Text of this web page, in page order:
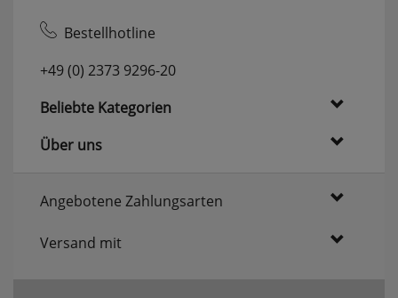
Bestellhotline
+49 (0) 2373 9296-20
Beliebte Kategorien
Über uns
Angebotene Zahlungsarten
Versand mit